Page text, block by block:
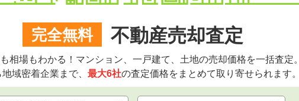
完全無料 不動産売却査定
相場もわかる！マンション、一戸建て、土地の売却価格を一括査定。
域密着企業まで、 最大6社の査定価格をまとめて取り寄せられます。